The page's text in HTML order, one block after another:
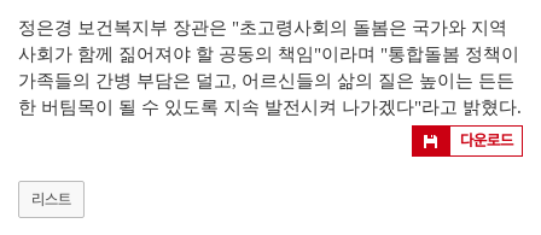
정은경 보건복지부 장관은 "초고령사회의 돌봄은 국가와 지역
사회가 함께 짊어져야 할 공동의 책임"이라며 "통합돌봄 정책이
가족들의 간병 부담은 덜고, 어르신들의 삶의 질은 높이는 든든
한 버팀목이 될 수 있도록 지속 발전시켜 나가겠다"라고 밝혔다.
다운로드
리스트